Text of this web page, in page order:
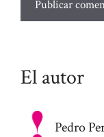
El autor
Pedro